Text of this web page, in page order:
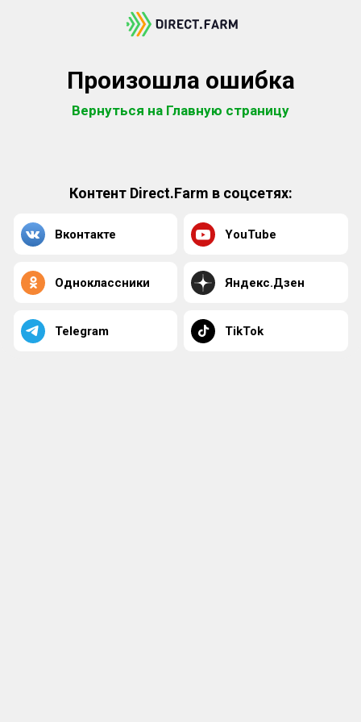
Произошла ошибка
Вернуться на Главную страницу
Контент Direct.Farm в соцсетях:
Вконтакте YouTube
Одноклассники Яндекс.Дзен
Telegram TikTok